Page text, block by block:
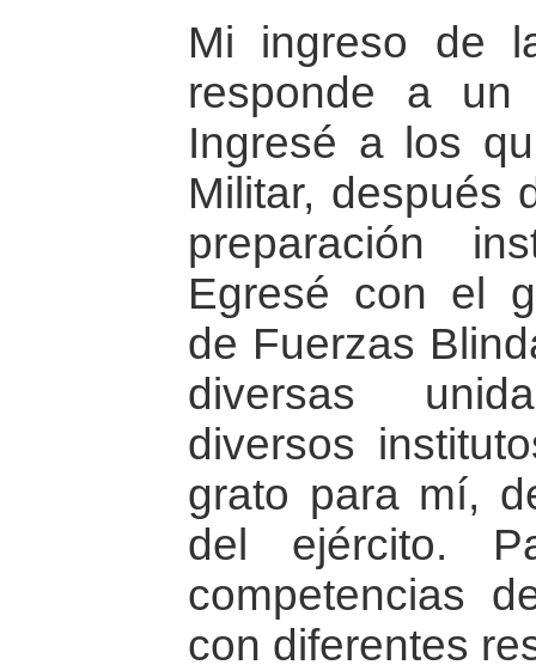
Mi ingreso de
responde a
Ingresé a los
Militar, después
preparación
Egresé con el
de Fuerzas
diversas
diversos
grato para mí,
del ejército.
competencias
con diferentes